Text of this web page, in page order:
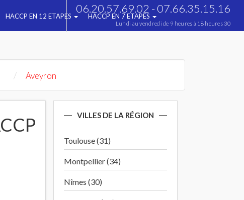
HACCP EN 12 ETAPES HACCP EN 7 ETAPES
06.20.57.69.02 - 07.66.35.15.16
Lundi au vendredi de 9 heures à 18 heures 30
Aveyron
VILLES DE LA RÉGION
Toulouse (31)
Montpellier (34)
Nîmes (30)